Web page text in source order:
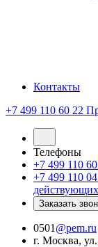
Контакты
+7 499 110 60 22
Телефоны
+7 499 110
+7 499 110
Заказать
0501 @pem.ru
г. Москва,